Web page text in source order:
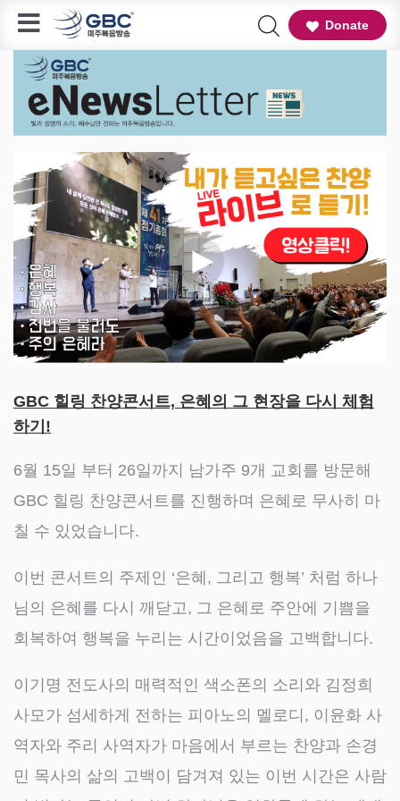
Donate
GBC 힐링 찬양콘서트, 은혜의 그 현장을 다시 체험
하기!
6월 15일 부터 26일까지 남가주 9개 교회를 방문해
GBC 힐링 찬양콘서트를 진행하며 은혜로 무사히 마
칠 수 있었습니다.
이번 콘서트의 주제인 ‘은혜, 그리고 행복’ 처럼 하나
님의 은혜를 다시 깨닫고, 그 은혜로 주안에 기쁨을
회복하여 행복을 누리는 시간이었음을 고백합니다.
이기명 전도사의 매력적인 색소폰의 소리와 김정희
사모가 섬세하게 전하는 피아노의 멜로디, 이윤화 사
역자와 주리 사역자가 마음에서 부르는 찬양과 손경
민 목사의 삶의 고백이 담겨져 있는 이번 시간은 사람